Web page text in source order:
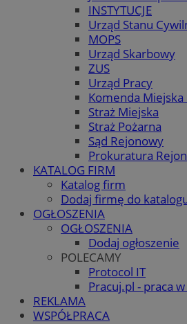
INSTYTUCJE
Urząd Stanu
MOPS
Urząd Skarbowy
ZUS
Urząd Pracy
Komenda Miejska
Straż Miejska
Straż Pożarna
Sąd Rejonowy
Prokuratura
KATALOG FIRM
Katalog firm
Dodaj firmę do
OGŁOSZENIA
OGŁOSZENIA
Dodaj ogłoszenie
POLECAMY
Protocol IT
Pracuj.pl - praca
REKLAMA
WSPÓŁPRACA